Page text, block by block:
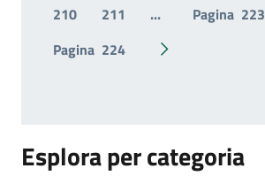
210
211 ... Pagina 223
Pagina 224 Pagina successiva
Esplora per categoria